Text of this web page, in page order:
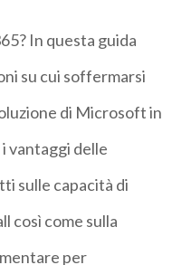
In questa guida
su cui soffermarsi
di Microsoft in
vantaggi delle
sulle capacità di
così come sulla
per